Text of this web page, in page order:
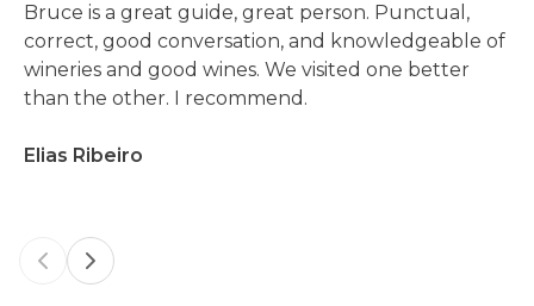
Bruce is a great guide, great person. Punctual,
correct, good conversation, and knowledgeable of
wineries and good wines. We visited one better
than the other. I recommend.
Elias Ribeiro
Previous slide
Next slide